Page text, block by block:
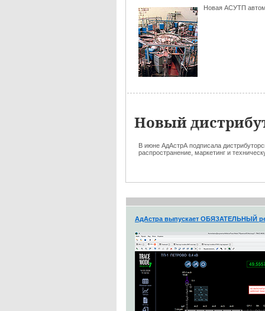
Новая АСУТП
Новый
В июне АдАстрА подписала
распространение, маркетинг и
АдАстра выпускает ОБЯЗАТЕЛЬНЫЙ